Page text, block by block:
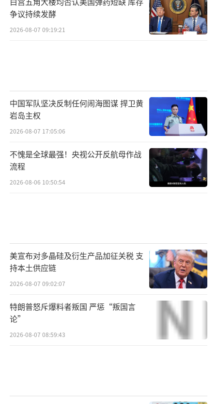
争议持续发酵
2026-08-07 09:19:21
中国军队坚决反制任何闹海图谋 捍卫黄
岩岛主权
2026-08-07 17:05:06
不愧是全球最强！央视公开反航母作战
流程
2026-08-06 10:50:54
美宣布对多晶硅及衍生产品加征关税 支
持本土供应链
2026-08-07 09:02:07
特朗普怒斥爆料者叛国 严惩“叛国言
论”
2026-08-07 08:59:43